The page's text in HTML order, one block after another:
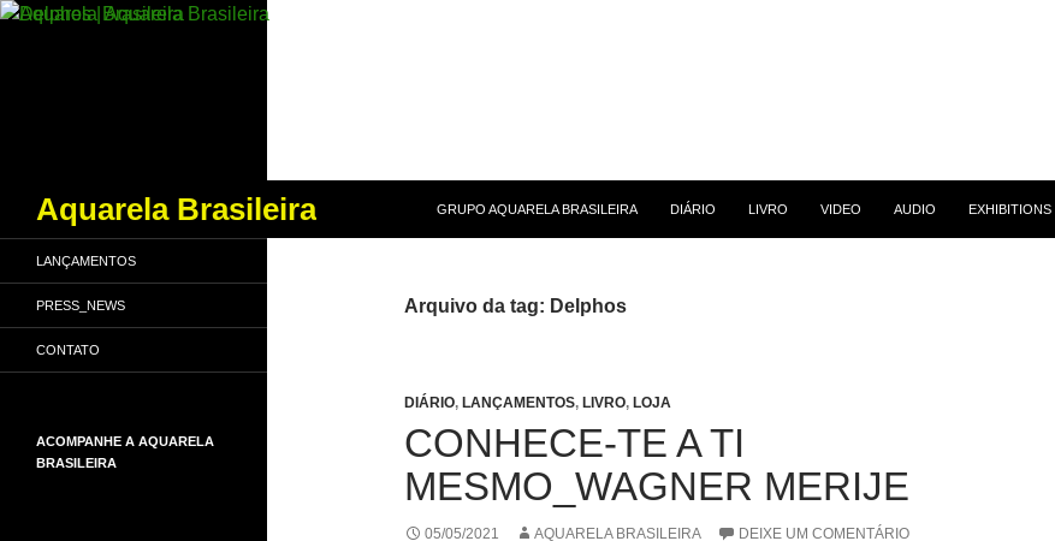
Aquarela Brasileira
GRUPO AQUARELA BRASILEIRA
DIÁRIO LIVRO VIDEO AUDIO EXHIBITIONS
Arquivo da tag: Delphos
DIÁRIO, LANÇAMENTOS, LIVRO, LOJA
CONHECE-TE A TI
MESMO_WAGNER MERIJE
05/05/2021 AQUARELA BRASILEIRA DEIXE UM COMENTÁRIO
LANÇAMENTOS
PRESS_NEWS
CONTATO
ACOMPANHE A AQUARELA
BRASILEIRA